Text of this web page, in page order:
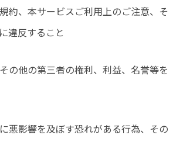
約、本サービスご利用上のご注意、そ
違反すること
の他の第三者の権利、利益、名誉等を
悪影響を及ぼす恐れがある行為、その